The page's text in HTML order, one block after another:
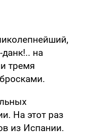
на
тремя
На этот раз
из Испании.